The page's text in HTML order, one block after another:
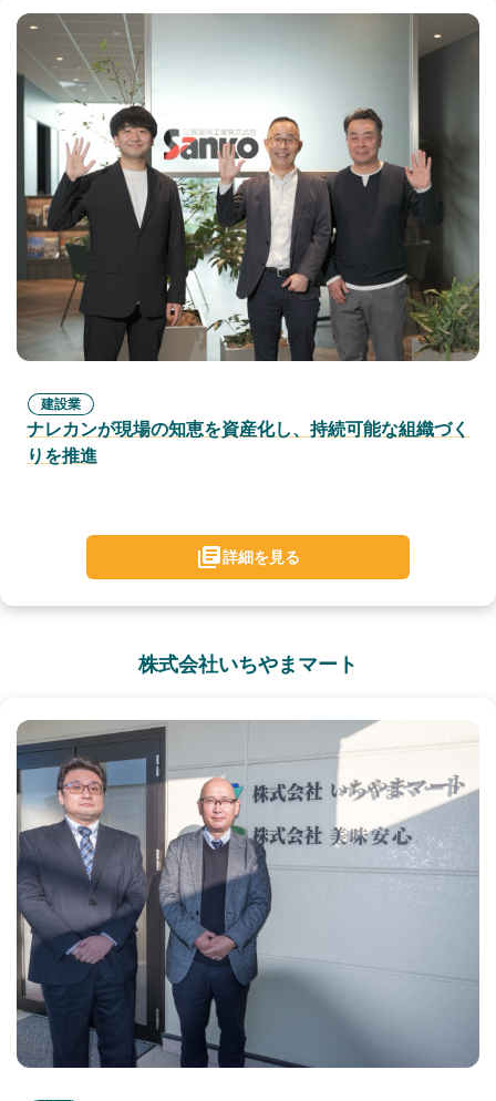
建設業
ナレカンが現場の知恵を資産化し、持続可能な組織づく
りを推進
詳細を見る
株式会社いちやまマート